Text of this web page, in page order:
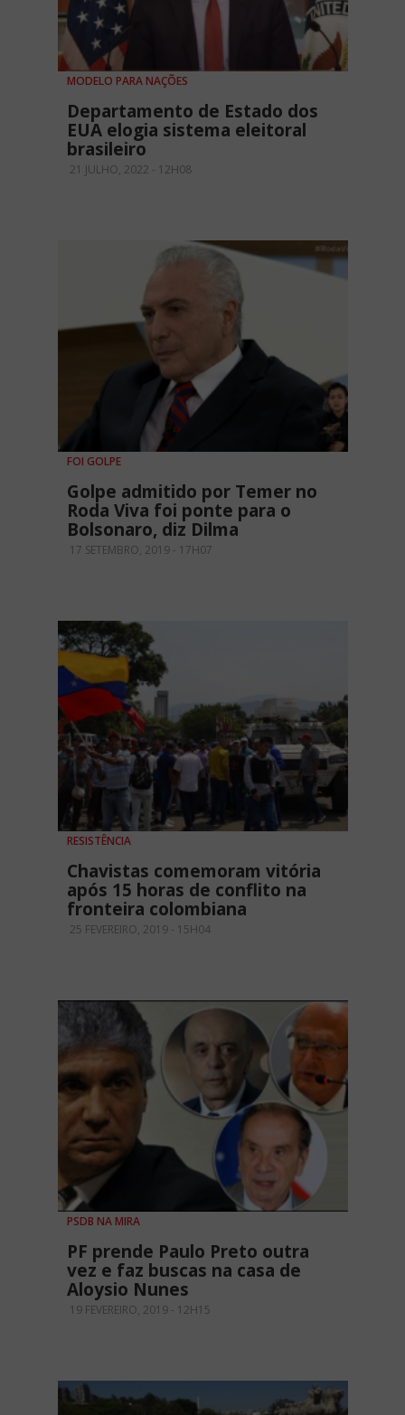
MODELO PARA NAÇÕES
Departamento de Estado dos
EUA elogia sistema eleitoral
brasileiro
21 JULHO, 2022 - 12H08
FOI GOLPE
Golpe admitido por Temer no
Roda Viva foi ponte para o
Bolsonaro, diz Dilma
17 SETEMBRO, 2019 - 17H07
RESISTÊNCIA
Chavistas comemoram vitória
após 15 horas de conflito na
fronteira colombiana
25 FEVEREIRO, 2019 - 15H04
PSDB NA MIRA
PF prende Paulo Preto outra
vez e faz buscas na casa de
Aloysio Nunes
19 FEVEREIRO, 2019 - 12H15